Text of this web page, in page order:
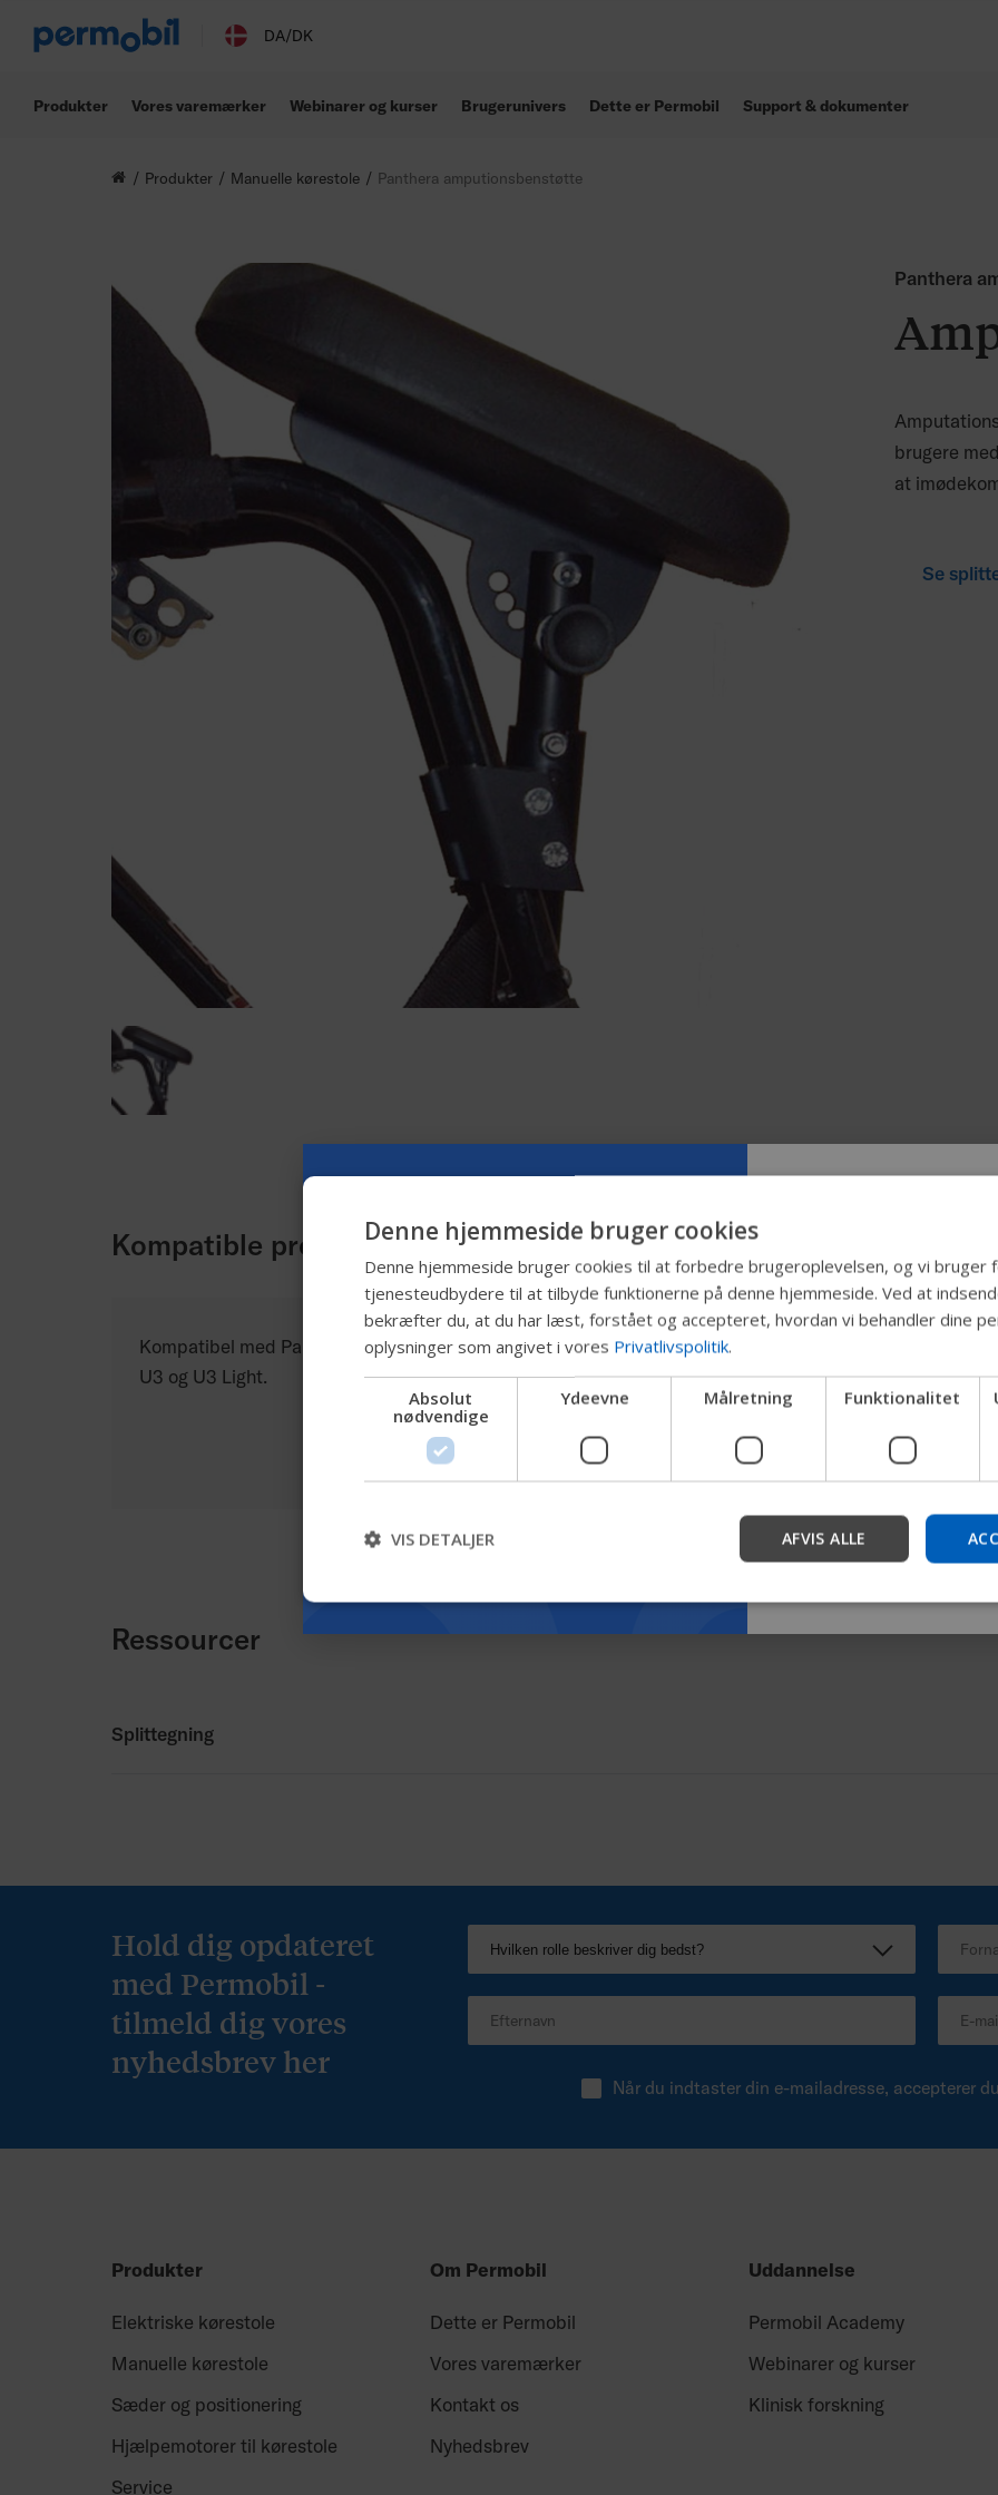
DA/DK
Produkter Vores varemærker Webinarer og kurser Brugerunivers Dette er Permobil Support & dokumenter
Produkter Manuelle kørestole Panthera amputionsbenstøtte
Panthera
brugere
at
Se
Kompatible produkter
Kompatibel med Panthera S3, S3 Swing,
U3 og U3 Light.
Ressourcer
Splittegning
Hold dig opdateret
med Permobil -
tilmeld dig vores
nyhedsbrev her
Når du indtaster din e-mailadresse, accepterer
Produkter
Elektriske kørestole
Manuelle kørestole
Sæder og positionering
Hjælpemotorer til kørestole
Service
Om Permobil
Dette er Permobil
Vores varemærker
Kontakt os
Nyhedsbrev
Uddannelse
Permobil Academy
Webinarer og kurser
Klinisk forskning
Prøv vores
Permobil-
Vi tester en hurtigere
produkter, få
enhedssupport.
Denne hjemmeside bruger cookies
Denne hjemmeside bruger cookies til at forbedre brugeroplevelsen, og vi bruger
tjenesteudbydere til at tilbyde funktionerne på denne hjemmeside. Ved at
bekræfter du, at du har læst, forstået og accepteret, hvordan vi behandler dine
oplysninger som angivet i vores Privatlivspolitik.
Absolut
nødvendige
Ydeevne Målretning Funktionalitet
AFVIS ALLE
VIS DETALJER